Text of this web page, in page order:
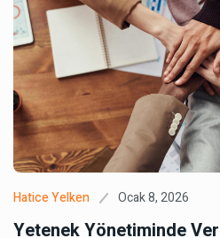
Hatice Yelken Ocak 8, 2026
Yetenek Yönetiminde